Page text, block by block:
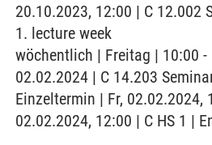
20.10.2023, 12:00 | C 12.002
1. lecture week
wöchentlich | Freitag | 10:00
02.02.2024 | C 14.203
Einzeltermin | Fr, 02.02.2024,
02.02.2024, 12:00 | C HS 1 |